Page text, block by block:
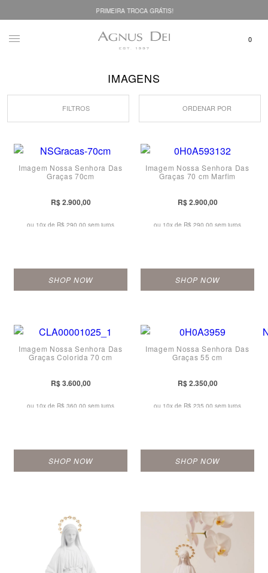
PRIMEIRA TROCA GRÁTIS!
IMAGENS
FILTROS ORDENAR POR
Imagem Nossa Senhora Das
Graças 70cm
R$ 2.900,00
ou 10x de R$ 290,00 sem juros
SHOP NOW
Imagem Nossa Senhora Das
Graças 70 cm Marfim
R$ 2.900,00
ou 10x de R$ 290,00 sem juros
SHOP NOW
Imagem Nossa Senhora Das
Graças Colorida 70 cm
R$ 3.600,00
ou 10x de R$ 360,00 sem juros
SHOP NOW
Imagem Nossa Senhora Das
Graças 55 cm
R$ 2.350,00
ou 10x de R$ 235,00 sem juros
SHOP NOW